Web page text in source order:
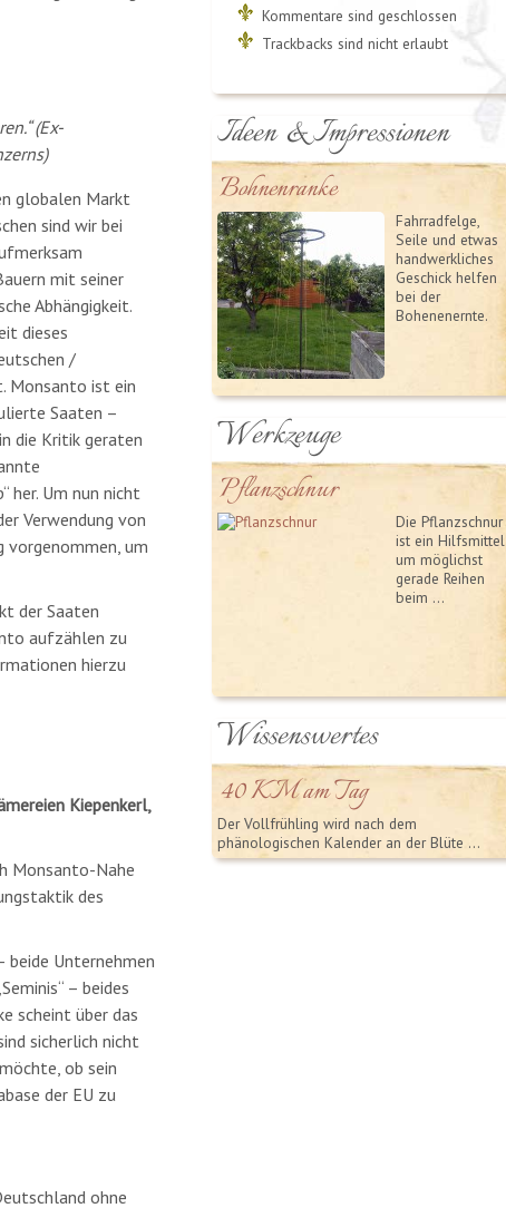
(Ex-
globalen Markt
sind wir bei
mit seiner
Abhängigkeit.
dieses
/
Monsanto ist ein
Saaten –
die Kritik geraten
her. Um nun nicht
Verwendung von
vorgenommen, um
der Saaten
aufzählen zu
hierzu
Kiepenkerl,
Monsanto-Nahe
des
beide Unternehmen
– beides
scheint über das
sicherlich nicht
ob sein
der EU zu
ohne
Kommentare sind geschlossen
Trackbacks sind nicht erlaubt
Ideen & Impressionen
Bohnenranke
Fahrradfelge,
Seile und etwas
handwerkliches
Geschick helfen
bei der
Bohenenernte.
Werkzeuge
Pflanzschnur
Die Pflanzschnur
ist ein Hilfsmittel
um möglichst
gerade Reihen
beim …
Wissenswertes
40 KM am Tag
Der Vollfrühling wird nach dem
phänologischen Kalender an der Blüte …